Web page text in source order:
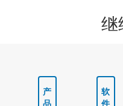
继
产
品
软
件